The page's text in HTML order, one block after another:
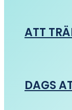
ATT
DAGS